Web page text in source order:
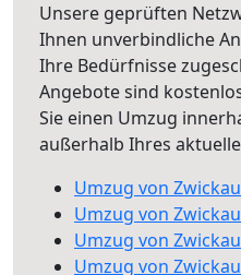
Unsere geprüften
Ihnen unverbindliche
Ihre Bedürfnisse
Angebote sind
Sie einen Umzug
außerhalb Ihres
Umzug von
Umzug von
Umzug von
Umzug von